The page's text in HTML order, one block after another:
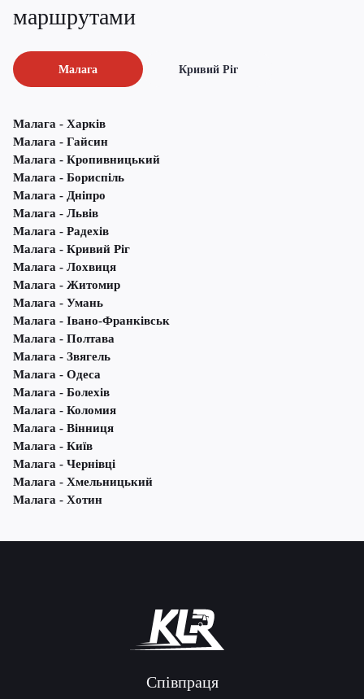
маршрутами
Малага Кривий Ріг
Малага - Харків
Малага - Гайсин
Малага - Кропивницький
Малага - Бориспіль
Малага - Дніпро
Малага - Львів
Малага - Радехів
Малага - Кривий Ріг
Малага - Лохвиця
Малага - Житомир
Малага - Умань
Малага - Івано-Франківськ
Малага - Полтава
Малага - Звягель
Малага - Одеса
Малага - Болехів
Малага - Коломия
Малага - Вінниця
Малага - Київ
Малага - Чернівці
Малага - Хмельницький
Малага - Хотин
Співпраця